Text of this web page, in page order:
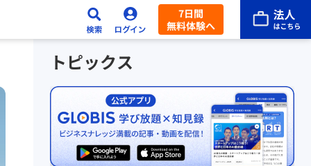
7日間
無料体験へ
トピックス